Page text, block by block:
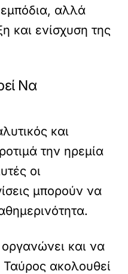
εμπόδια, αλλά
και ενίσχυση της
Να
και
την ηρεμία
οι
μπορούν να
και να
Ταύρος ακολουθεί